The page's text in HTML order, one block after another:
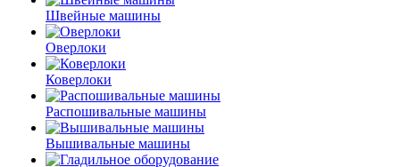
Швейные машины
Оверлоки
Коверлоки
Распошивальные машины
Вышивальные машины